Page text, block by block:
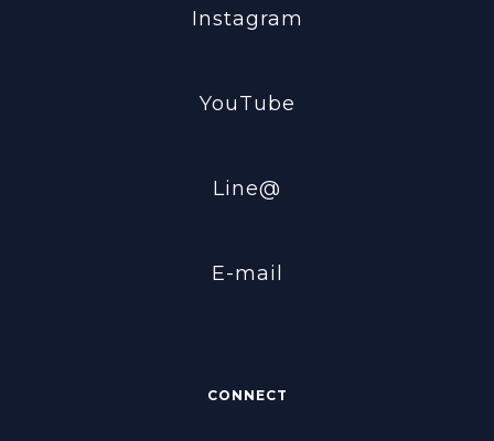
Instagram
YouTube
Line@
E-mail
CONNECT